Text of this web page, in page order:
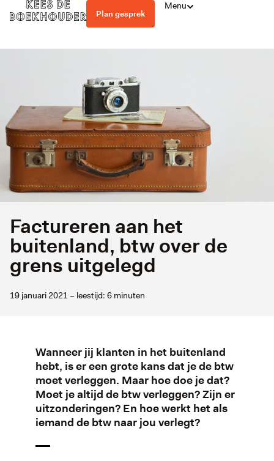
Plan gesprek
Menu
Factureren aan het
buitenland, btw over de
grens uitgelegd
19 januari 2021 – leestijd: 6 minuten
Wanneer jij klanten in het buitenland
hebt, is er een grote kans dat je de btw
moet verleggen. Maar hoe doe je dat?
Moet je altijd de btw verleggen? Zijn er
uitzonderingen? En hoe werkt het als
iemand de btw naar jou verlegt?